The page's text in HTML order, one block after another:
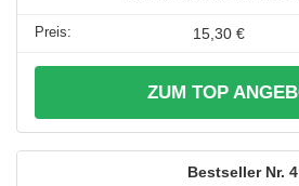
15,30 €
ZUM TOP
4